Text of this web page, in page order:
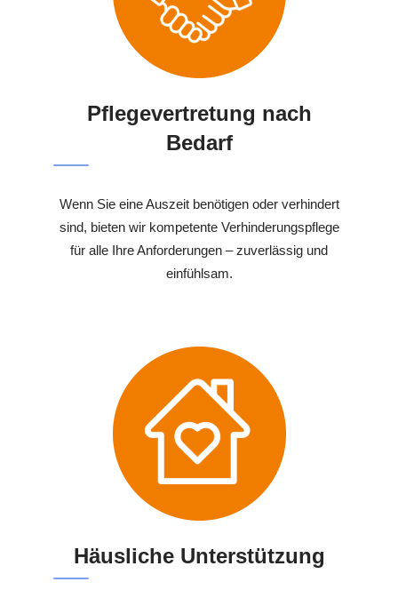
Pflegevertretung nach
Bedarf
Wenn Sie eine Auszeit benötigen oder verhindert
sind, bieten wir kompetente Verhinderungspflege
für alle Ihre Anforderungen – zuverlässig und
einfühlsam.
Häusliche Unterstützung